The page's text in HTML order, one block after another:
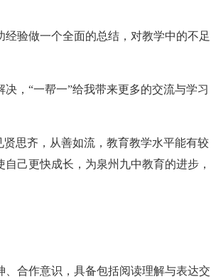
验做一个全面的总结，对教学中的不足
，“一帮一”给我带来更多的交流与学习
思齐，从善如流，教育教学水平能有较
己更快成长，为泉州九中教育的进步，
合作意识，具备包括阅读理解与表达交